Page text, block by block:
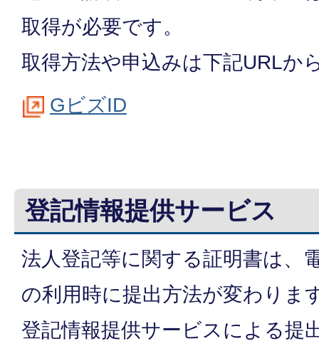
取得が必要です。
取得方法や申込みは下記URLか
GビズID
登記情報提供サービス
法人登記等に関する証明書は、
の利用時に提出方法が変わりま
登記情報提供サービスによる提